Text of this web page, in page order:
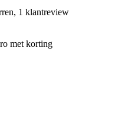
1 klantreview
met korting